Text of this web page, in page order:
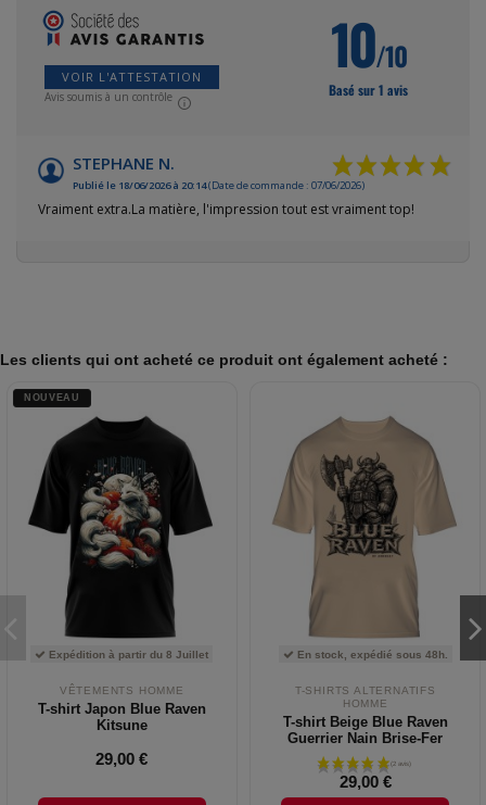
VOIR L'ATTESTATION
Avis soumis à un contrôle
10/10
Basé sur 1 avis
STEPHANE N.
Publié le 18/06/2026 à 20:14(Date de commande : 07/06/2026)
Vraiment extra.La matière, l'impression tout est vraiment top!
Les clients qui ont acheté ce produit ont également acheté :
NOUVEAU
Expédition à partir du 8 Juillet
VÊTEMENTS HOMME
T-shirt Japon Blue Raven
Kitsune
29,00 €
En stock, expédié sous 48h.
T-SHIRTS ALTERNATIFS
HOMME
T-shirt Beige Blue Raven
Guerrier Nain Brise-Fer
29,00 €